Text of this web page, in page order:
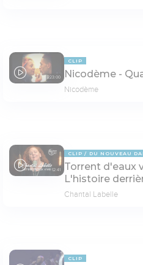
223:00
CLIP
Nicodème -
Nicodème
12:41
CLIP DU NOUVEAU
Torrent d'eaux
L'histoire
Chantal Labelle
CLIP